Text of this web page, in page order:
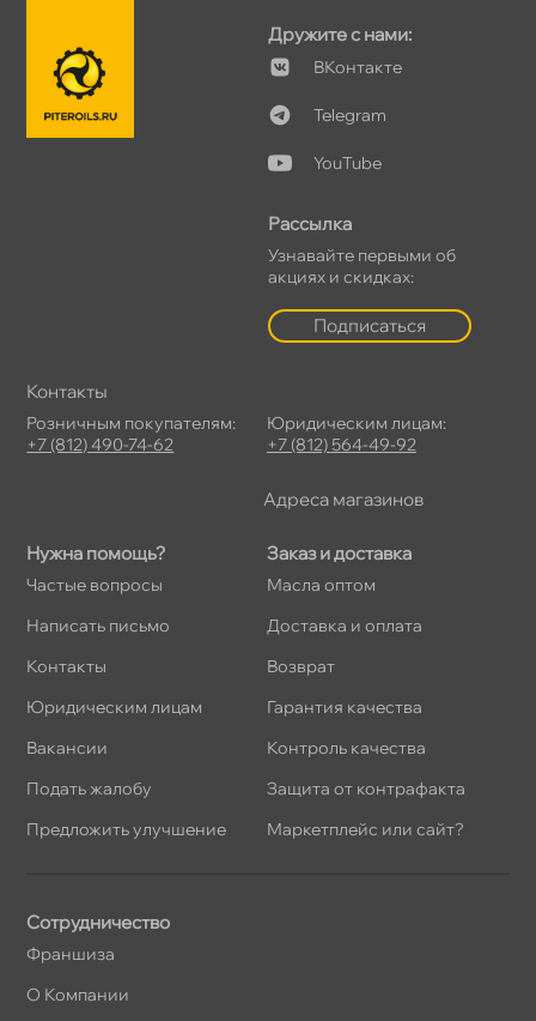
Нужна помощь?
Частые вопросы
Написать письмо
Контакты
Юридическим лицам
акансии
Подать жалобу
Предложить улучшение
Заказ и доставка
Масла оптом
Доставка и оплата
озврат
Гарантия качества
Контроль качества
Защита от контрафакта
Маркетплейс или сайт?
Дружите с нами:
Контакте
Telegram
YouTube
Рассылка
Узнавайте первыми о
акциях и скидках:
Подписаться
Сотрудничество
Франшиза
О Компании
Контакты
Розничным покупателям:
+7 (812) 490-74-62
Юридическим лицам:
+7 (812) 564-49-92
Адреса магазино